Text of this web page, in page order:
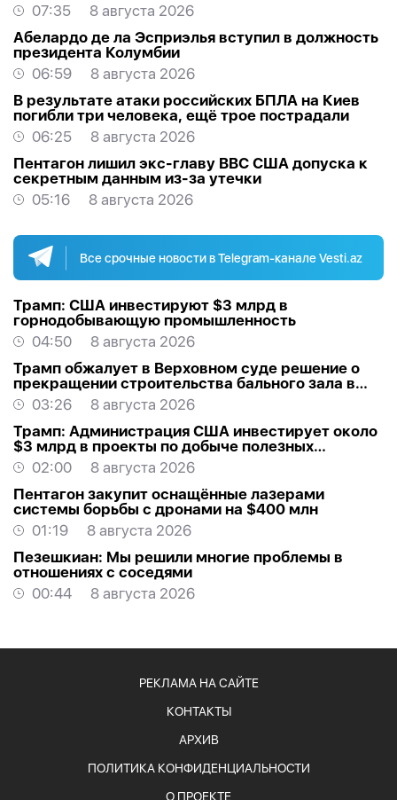
07:35
8 августа 2026
Абелардо де ла Эсприэлья вступил в должность
президента Колумбии
06:59
8 августа 2026
В результате атаки российских БПЛА на Киев
погибли три человека, ещё трое пострадали
06:25
8 августа 2026
Пентагон лишил экс-главу ВВС США допуска к
секретным данным из-за утечки
05:16
8 августа 2026
Все срочные новости в Telegram-канале Vesti.az
Трамп: США инвестируют $3 млрд в
горнодобывающую промышленность
04:50
8 августа 2026
Трамп обжалует в Верховном суде решение о
прекращении строительства бального зала в
Белом доме
03:26
8 августа 2026
Трамп: Администрация США инвестирует около
$3 млрд в проекты по добыче полезных
ископаемых
02:00
8 августа 2026
Пентагон закупит оснащённые лазерами
системы борьбы с дронами на $400 млн
01:19
8 августа 2026
Пезешкиан: Мы решили многие проблемы в
отношениях с соседями
00:44
8 августа 2026
РЕКЛАМА НА САЙТЕ
КОНТАКТЫ
АРХИВ
ПОЛИТИКА КОНФИДЕНЦИАЛЬНОСТИ
О ПРОЕКТЕ